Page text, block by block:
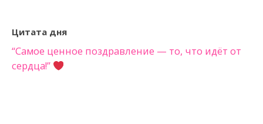
Цитата дня
“Самое ценное поздравление — то, что идёт от
сердца!”